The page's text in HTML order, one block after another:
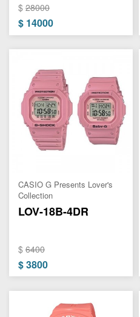
$ 28000
$ 14000
CASIO G Presents Lover's
Collection
LOV-18B-4DR
$ 6400
$3800